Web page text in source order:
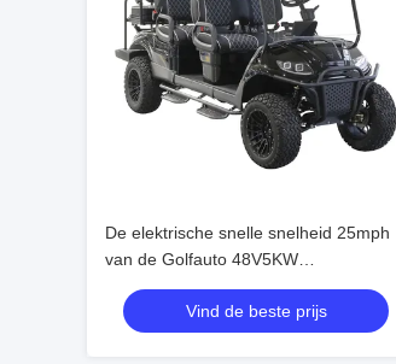
De elektrische snelle snelheid 25mph
van de Golfauto 48V5KW
customermized kleur geschikt met I60L
Vind de beste prijs